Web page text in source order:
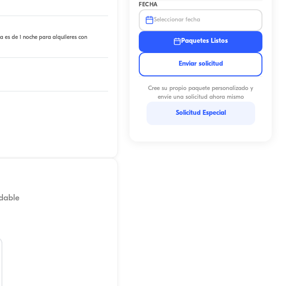
es de 1 noche para alquileres con
FECHA
Seleccionar fecha
Paquetes Listos
Enviar solicitud
Cree su propio paquete personalizado y
envíe una solicitud ahora mismo
Solicitud Especial